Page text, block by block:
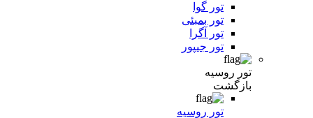
تور گوا
تور بمبئی
تور آگرا
تور جیپور
تور روسیه
بازگشت
تور روسیه